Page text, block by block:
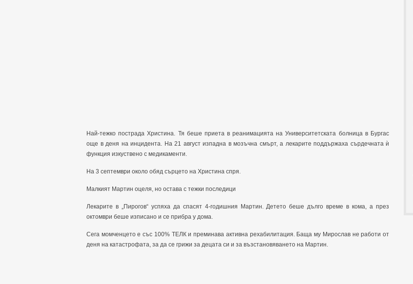
Най-тежко пострада Христина. Тя беше приета в реанимацията на Университетската болница в Бургас
още в деня на инцидента. На 21 август изпадна в мозъчна смърт, а лекарите поддържаха сърдечната ѝ
функция изкуствено с медикаменти.
На 3 септември около обяд сърцето на Христина спря.
Малкият Мартин оцеля, но остава с тежки последици
Лекарите в „Пирогов“ успяха да спасят 4-годишния Мартин. Детето беше дълго време в кома, а през
октомври беше изписано и се прибра у дома.
Сега момченцето е със 100% ТЕЛК и преминава активна рехабилитация. Баща му Мирослав не работи от
деня на катастрофата, за да се грижи за децата си и за възстановяването на Мартин.